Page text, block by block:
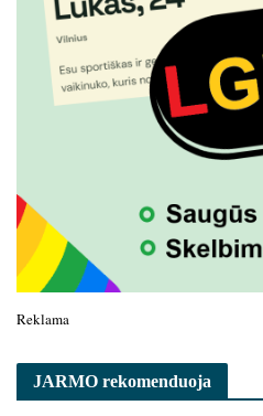
Reklama
JARMO rekomenduoja